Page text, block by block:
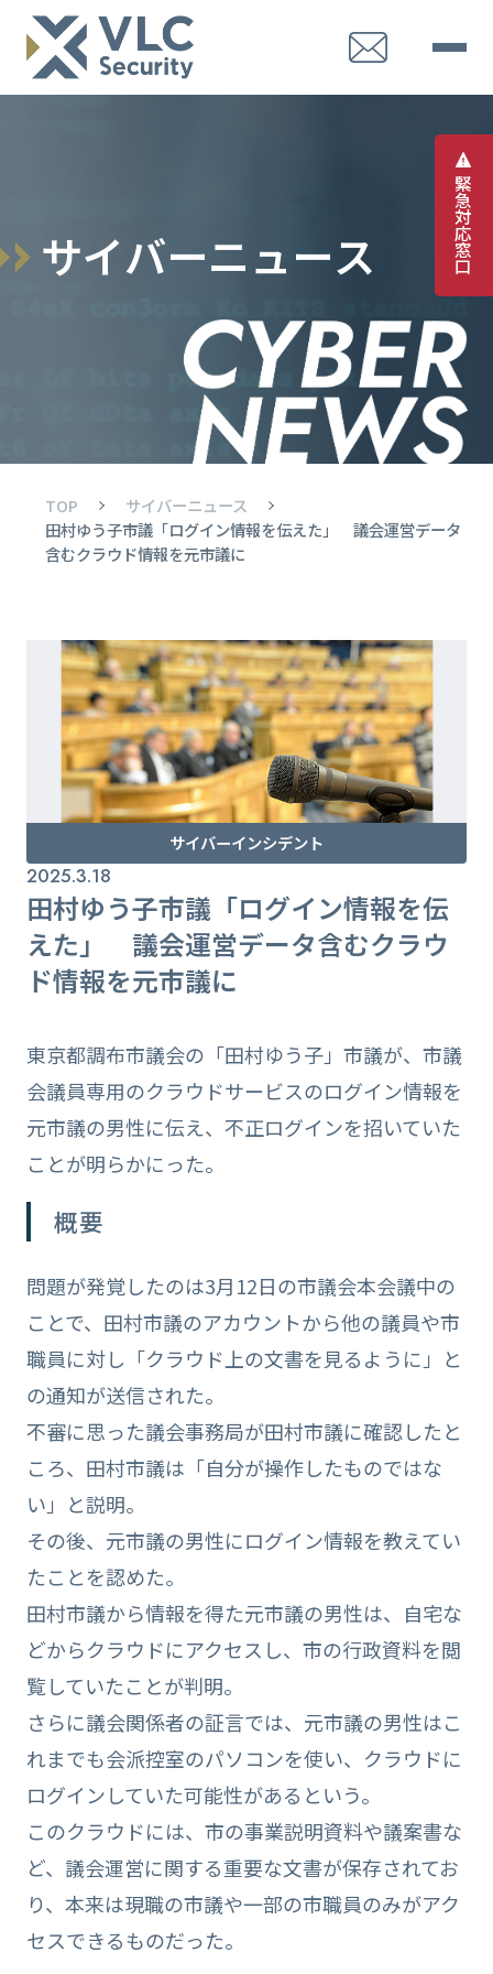
緊
急
対
応
窓
口
サイバーニュース
TOP
サイバーニュース
田村ゆう子市議「ログイン情報を伝えた」 議会運営データ
含むクラウド情報を元市議に
サイバーインシデント
2025.3.18
田村ゆう子市議「ログイン情報を伝
えた」 議会運営データ含むクラウ
ド情報を元市議に
東京都調布市議会の「田村ゆう子」市議が、市議
会議員専用のクラウドサービスのログイン情報を
元市議の男性に伝え、不正ログインを招いていた
ことが明らかにった。
概要
問題が発覚したのは3月12日の市議会本会議中の
ことで、田村市議のアカウントから他の議員や市
職員に対し「クラウド上の文書を見るように」と
の通知が送信された。
不審に思った議会事務局が田村市議に確認したと
ころ、田村市議は「自分が操作したものではな
い」と説明。
その後、元市議の男性にログイン情報を教えてい
たことを認めた。
田村市議から情報を得た元市議の男性は、自宅な
どからクラウドにアクセスし、市の行政資料を閲
覧していたことが判明。
さらに議会関係者の証言では、元市議の男性はこ
れまでも会派控室のパソコンを使い、クラウドに
ログインしていた可能性があるという。
このクラウドには、市の事業説明資料や議案書な
ど、議会運営に関する重要な文書が保存されてお
り、本来は現職の市議や一部の市職員のみがアク
セスできるものだった。